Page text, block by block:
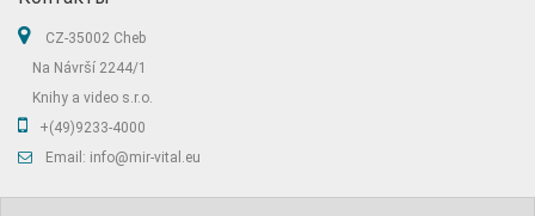
CZ-35002 Cheb
Na Návrší 2244/1
Knihy a video s.r.o.
+(49)9233-4000
Email: info@mir-vital.eu